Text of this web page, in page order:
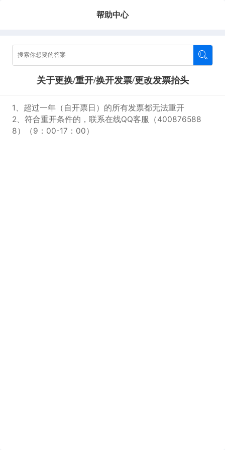
帮助中心
关于更换/重开/换开发票/更改发票抬头
1、超过一年（自开票日）的所有发票都无法重开
2、符合重开条件的，联系在线QQ客服（400876588
8）（9：00-17：00）